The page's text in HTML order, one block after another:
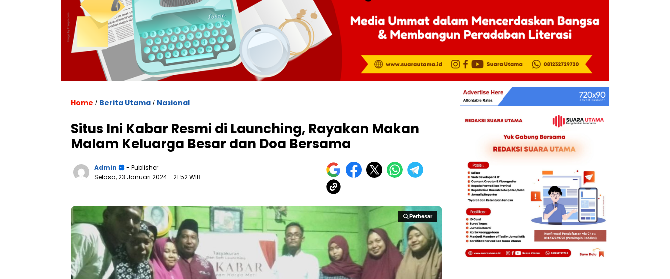
Home / Berita Utama / Nasional
Situs Ini Kabar Resmi di Launching, Rayakan Makan
Malam Keluarga Besar dan Doa Bersama
Admin
- Publisher
Selasa, 23 Januari 2024- 21:52 WIB
Perbesar
Perbesar